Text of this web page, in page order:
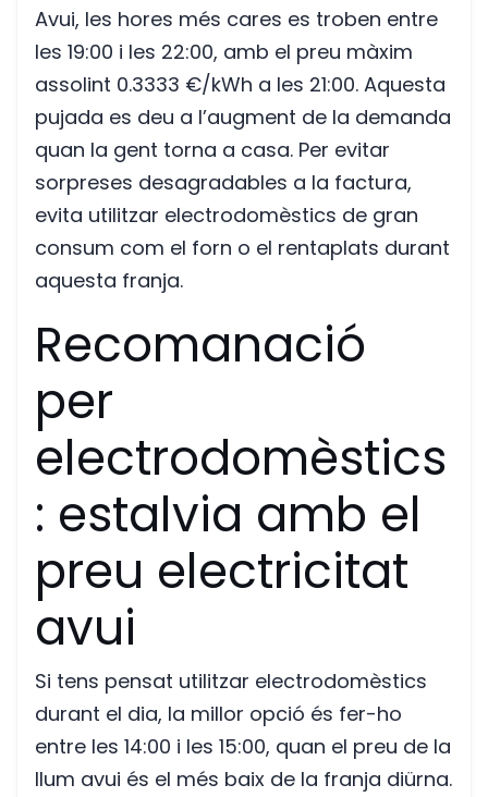
Avui, les hores més cares es troben entre
les 19:00 i les 22:00, amb el preu màxim
assolint 0.3333 €/kWh a les 21:00. Aquesta
pujada es deu a l’augment de la demanda
quan la gent torna a casa. Per evitar
sorpreses desagradables a la factura,
evita utilitzar electrodomèstics de gran
consum com el forn o el rentaplats durant
aquesta franja.
Recomanació
per
electrodomèstics
: estalvia amb el
preu electricitat
avui
Si tens pensat utilitzar electrodomèstics
durant el dia, la millor opció és fer-ho
entre les 14:00 i les 15:00, quan el preu de la
llum avui és el més baix de la franja diürna.